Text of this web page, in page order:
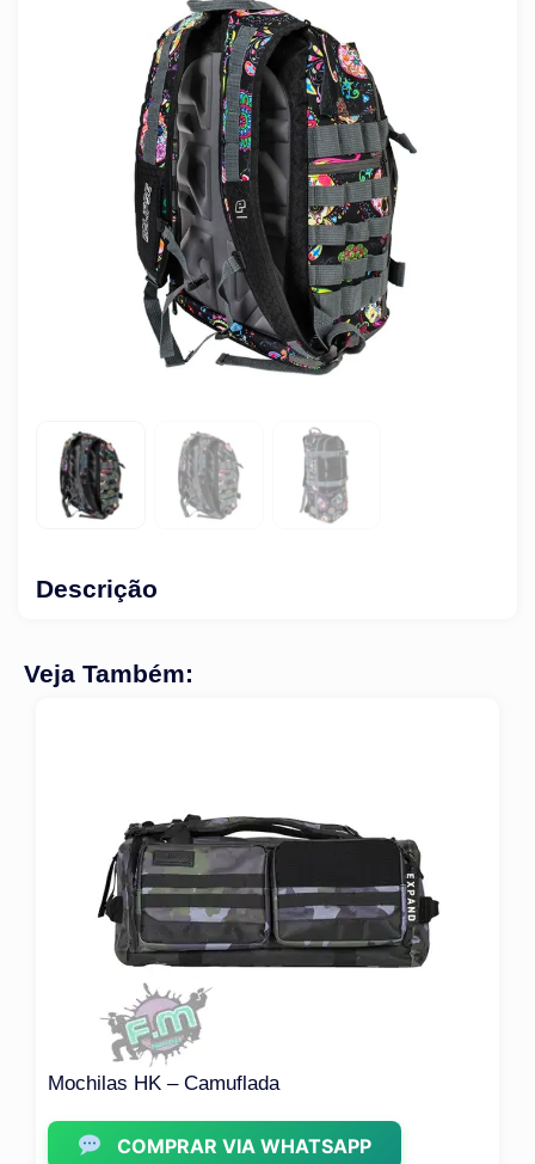
Descrição
Veja Também:
Mochilas HK – Camuflada
COMPRAR VIA WHATSAPP